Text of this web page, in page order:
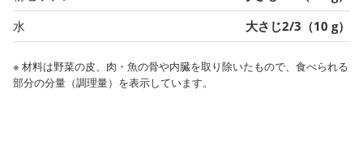
水
大さじ2/3（10 g）
※ 材料は野菜の皮、肉・魚の骨や内臓を取り除いたもので、食べられる
部分の分量（調理量）を表示しています。